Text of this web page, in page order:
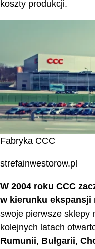
koszty produkcji.
Fabryka CCC
strefainwestorow.pl
W 2004 roku CCC
w kierunku ekspansji
swoje pierwsze sklepy
kolejnych latach
Rumunii, Bułgarii,